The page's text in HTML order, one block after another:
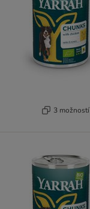
3 možností